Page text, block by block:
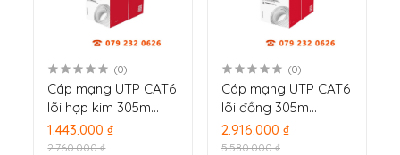
(0)
Cáp mạng UTP CAT6
lõi hợp kim 305m
Dahua DH-PFM922I-
6UN-C
1.443.000 ₫
2.760.000 ₫
(0)
Cáp mạng UTP CAT6
lõi đồng 305m
Dahua DH-PFM920I-
6UN-C
2.916.000 ₫
5.580.000 ₫